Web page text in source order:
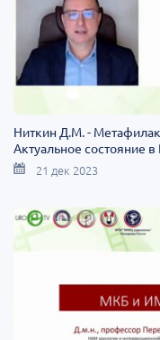
Ниткин Д.М. -
Актуальное состояние
21 дек 2023